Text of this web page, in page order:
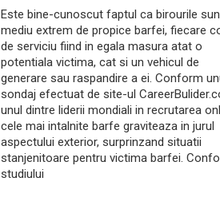
Este bine-cunoscut faptul ca birourile
mediu extrem de propice barfei, fiecare
de serviciu fiind in egala masura atat o
potentiala victima, cat si un vehicul de
generare sau raspandire a ei. Conform
sondaj efectuat de site-ul
unul dintre liderii mondiali in recrutarea
cele mai intalnite barfe graviteaza in jurul
aspectului exterior, surprinzand situatii
stanjenitoare pentru victima barfei.
studiului